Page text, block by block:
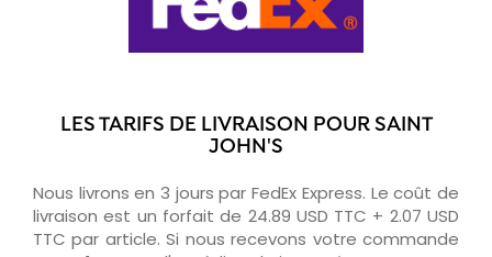
LES TARIFS DE LIVRAISON POUR SAINT
JOHN'S
Nous livrons en 3 jours par FedEx Express. Le coût de
livraison est un forfait de 24.89 USD TTC + 2.07 USD
TTC par article. Si nous recevons votre commande